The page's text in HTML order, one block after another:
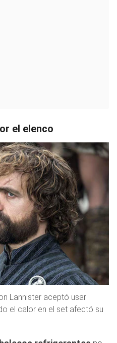
el elenco
Lannister aceptó usar
el calor en el set afectó su